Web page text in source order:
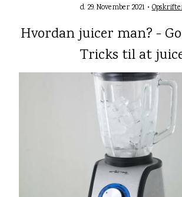
d. 29. November 2021 •
Hvordan juicer man? -
Tricks til at